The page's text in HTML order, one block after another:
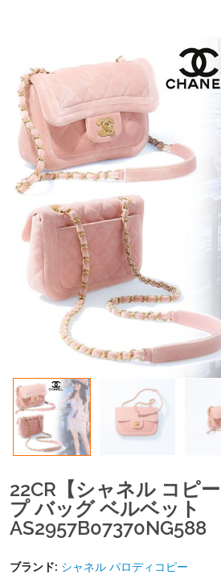
22CR【シャネル コピ
プ バッグ ベルベット
AS2957B07370NG588
ブランド: シャネル パロディコピー